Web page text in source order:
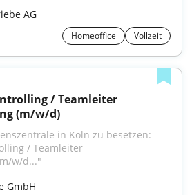
AG
Homeoffice Vollzeit
/ Teamleiter
(m/w/d)
in Köln zu besetzen:
/ Teamleiter
w/d..."
GmbH